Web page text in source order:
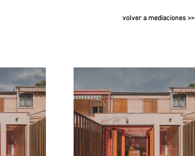
volver a mediaciones >>